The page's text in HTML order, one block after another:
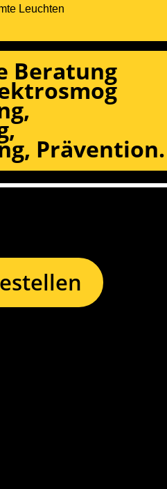
Leuchten
Beratung
Prävention.